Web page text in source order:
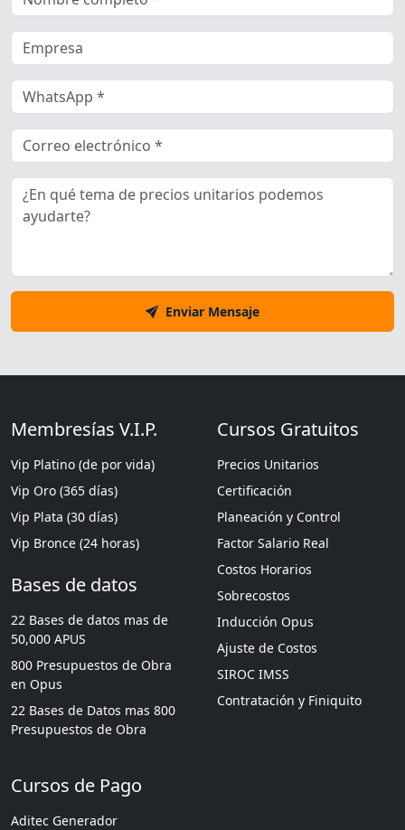
Enviar Mensaje
Membresías V.I.P.
Vip Platino (de por vida)
Vip Oro (365 días)
Vip Plata (30 días)
Vip Bronce (24 horas)
Bases de datos
22 Bases de datos mas de
50,000 APUS
800 Presupuestos de Obra
en Opus
22 Bases de Datos mas 800
Presupuestos de Obra
Cursos Gratuitos
Precios Unitarios
Certificación
Planeación y Control
Factor Salario Real
Costos Horarios
Sobrecostos
Inducción Opus
Ajuste de Costos
SIROC IMSS
Contratación y Finiquito
Cursos de Pago
Aditec Generador